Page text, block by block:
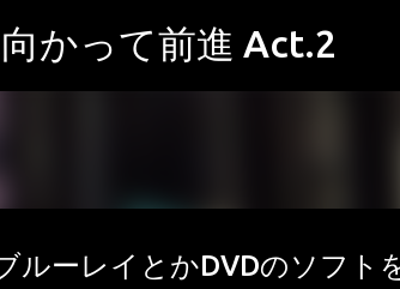
かって前進 Act.2
ルーレイとかDVDのソフ